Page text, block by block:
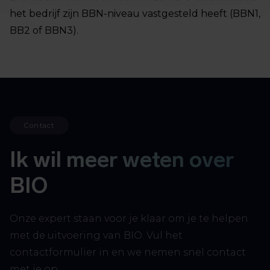
het bedrijf zijn BBN-niveau vastgesteld heeft (BBN1,
BB2 of BBN3).
Contact
Ik wil meer weten over
BIO
Onze expert staan voor je klaar om je te helpen
met de uitvoering van BIO. Vul het
contactformulier in en we nemen snel contact